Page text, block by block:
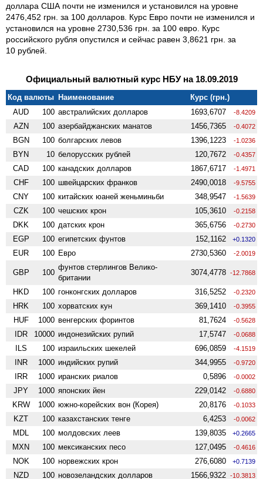
доллара США почти не изменился и установился на уровне
2476,452 грн. за 100 долларов. Курс Евро почти не изменился и
установился на уровне 2730,536 грн. за 100 евро. Курс
российского рубля опустился и сейчас равен 3,8621 грн. за
10 рублей.
Официальный валютный курс НБУ на 18.09.2019
Код валюты Наименование
Курс (грн.)
AUD
100 австралийских долларов 1693,6707 -8.4209
AZN 100 азербайджанских манатов 1456,7365 -0.4072
BGN 100 болгарских левов 1396,1223 -1.0236
BYN 10 белорусских рублей 120,7672 -0.4357
CAD 100 канадских долларов 1867,6717 -1.4971
CHF 100 швейцарских франков 2490,0018 -9.5755
CNY 100 китайских юаней женьминьби 348,9547 -1.5639
CZK 100 чешских крон 105,3610 -0.2158
DKK 100 датских крон 365,6756 -0.2730
EGP 100 египетских фунтов 152,1162 +0.1320
EUR 100 Евро 2730,5360 -2.0019
GBP 100
фунтов стерлингов Велико­
британии
3074,4778 -12.7868
HKD 100 гонконгских долларов 316,5252 -0.2320
HRK 100 хорватских кун 369,1410 -0.3955
HUF 1000 венгерских форинтов 81,7624 -0.5628
IDR 10000 индонезийских рупий 17,5747 -0.0688
ILS 100 израильских шекелей 696,0859 -4.1519
INR 1000 индийских рупий 344,9955 -0.9720
IRR 1000 иранских риалов 0,5896 -0.0002
JPY 1000 японских йен 229,0142 -0.6880
KRW 1000 южно-корейских вон (Корея) 20,8176 -0.1033
KZT 100 казахстанских тенге 6,4253 -0.0062
MDL 100 молдовских леев 139,8035 +0.2665
MXN 100 мексиканских песо 127,0495 -0.4616
NOK 100 норвежских крон 276,6080 +0.7139
NZD 100 ново­зеландских долларов 1566,9322 -10.3813